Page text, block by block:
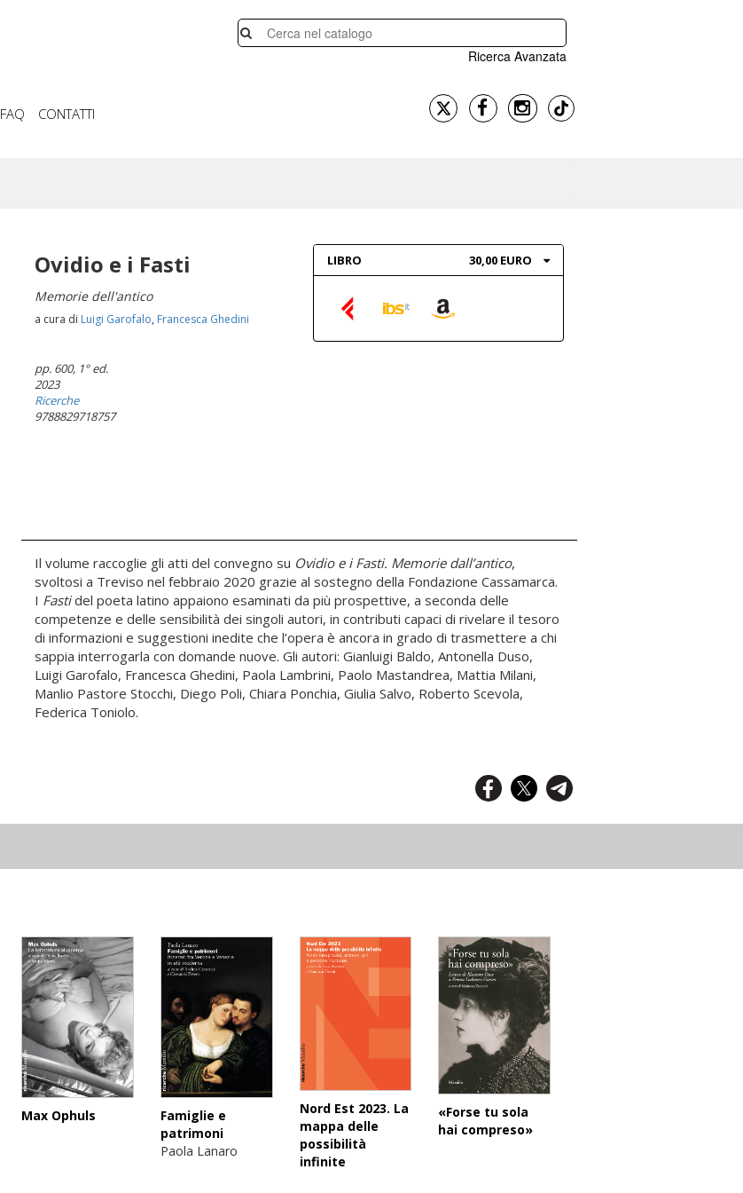
Ricerca Avanzata
FAQ CONTATTI
Ovidio e i Fasti
Memorie dell'antico
a cura di Luigi Garofalo, Francesca Ghedini
pp. 600, 1° ed.
2023
Ricerche
9788829718757
LIBRO 30,00 EURO
Il volume raccoglie gli atti del convegno su Ovidio e i Fasti. Memorie dall’antico,
svoltosi a Treviso nel febbraio 2020 grazie al sostegno della Fondazione Cassamarca.
I Fastidel poeta latino appaiono esaminati da più prospettive, a seconda delle
competenze e delle sensibilità dei singoli autori, in contributi capaci di rivelare il tesoro
di informazioni e suggestioni inedite che l’opera è ancora in grado di trasmettere a chi
sappia interrogarla con domande nuove. Gli autori: Gianluigi Baldo, Antonella Duso,
Luigi Garofalo, Francesca Ghedini, Paola Lambrini, Paolo Mastandrea, Mattia Milani,
Manlio Pastore Stocchi, Diego Poli, Chiara Ponchia, Giulia Salvo, Roberto Scevola,
Federica Toniolo.
Max Ophuls
Famiglie e
patrimoni
Paola Lanaro
Nord Est 2023. La
mappa delle
possibilità
infinite
«Forse tu sola
hai compreso»